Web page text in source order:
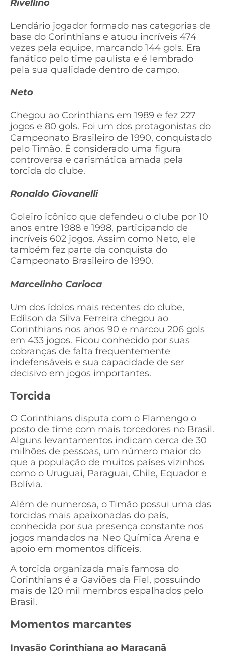
Rivellino
Lendário jogador formado nas categorias de
base do Corinthians e atuou incríveis 474
vezes pela equipe, marcando 144 gols. Era
fanático pelo time paulista e é lembrado
pela sua qualidade dentro de campo.
Neto
Chegou ao Corinthians em 1989 e fez 227
jogos e 80 gols. Foi um dos protagonistas do
Campeonato Brasileiro de 1990, conquistado
pelo Timão. É considerado uma figura
controversa e carismática amada pela
torcida do clube.
Ronaldo Giovanelli
Goleiro icônico que defendeu o clube por 10
anos entre 1988 e 1998, participando de
incríveis 602 jogos. Assim como Neto, ele
também fez parte da conquista do
Campeonato Brasileiro de 1990.
Marcelinho Carioca
Um dos ídolos mais recentes do clube,
Edílson da Silva Ferreira chegou ao
Corinthians nos anos 90 e marcou 206 gols
em 433 jogos. Ficou conhecido por suas
cobranças de falta frequentemente
indefensáveis e sua capacidade de ser
decisivo em jogos importantes.
Torcida
O Corinthians disputa com o Flamengo o
posto de time com mais torcedores no Brasil.
Alguns levantamentos indicam cerca de 30
milhões de pessoas, um número maior do
que a população de muitos países vizinhos
como o Uruguai, Paraguai, Chile, Equador e
Bolívia.
Além de numerosa, o Timão possui uma das
torcidas mais apaixonadas do país,
conhecida por sua presença constante nos
jogos mandados na Neo Química Arena e
apoio em momentos difíceis.
A torcida organizada mais famosa do
Corinthians é a Gaviões da Fiel, possuindo
mais de 120 mil membros espalhados pelo
Brasil.
Momentos marcantes
Invasão Corinthiana ao Maracanã